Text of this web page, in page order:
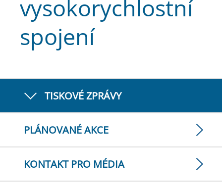
vysokorychlostní
spojení
TISKOVÉ ZPRÁVY
PLÁNOVANÉ AKCE
KONTAKT PRO MÉDIA